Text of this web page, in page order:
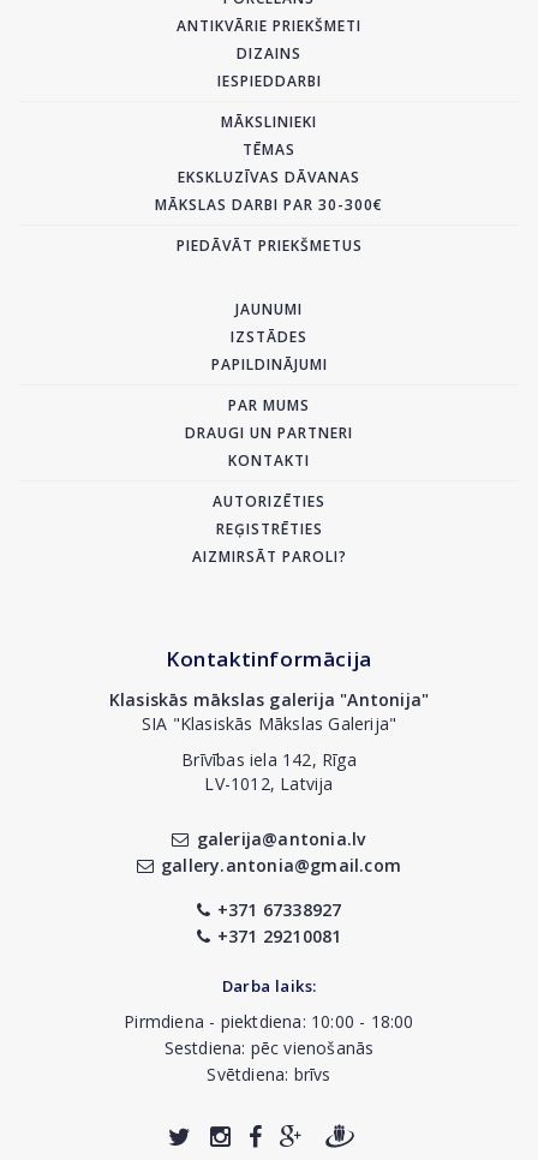
ANTIKVĀRIE PRIEKŠMETI
DIZAINS
IESPIEDDARBI
MĀKSLINIEKI
TĒMAS
EKSKLUZĪVAS DĀVANAS
MĀKSLAS DARBI PAR 30-300€
PIEDĀVĀT PRIEKŠMETUS
JAUNUMI
IZSTĀDES
PAPILDINĀJUMI
PAR MUMS
DRAUGI UN PARTNERI
KONTAKTI
AUTORIZĒTIES
REĢISTRĒTIES
AIZMIRSĀT PAROLI?
Kontaktinformācija
Klasiskās mākslas galerija "Antonija"
SIA "Klasiskās Mākslas Galerija"
Brīvības iela 142, Rīga
LV-1012, Latvija
galerija@antonia.lv
gallery.antonia@gmail.com
+371 67338927
+371 29210081
Darba laiks:
Pirmdiena - piektdiena: 10:00 - 18:00
Sestdiena: pēc vienošanās
Svētdiena: brīvs